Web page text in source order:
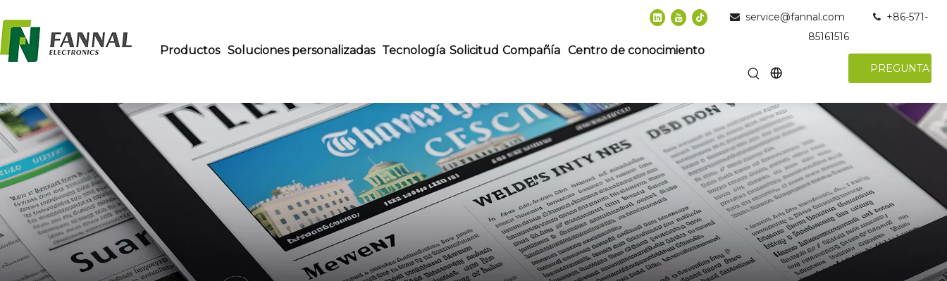
Productos Soluciones personalizadas Tecnología Solicitud Compañía Centro de conocimiento
 service@fannal.com +86-571-
85161516
PREGUNTAR